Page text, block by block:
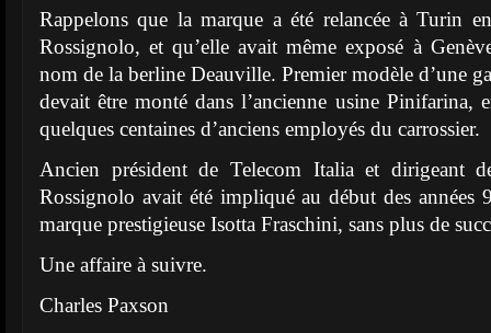
Rappelons que la marque a été relancée à Turin
Rossignolo, et qu’elle avait même exposé à
nom de la berline Deauville. Premier modèle d’une
devait être monté dans l’ancienne usine Pinifarina,
quelques centaines d’anciens employés du carrossier.
Ancien président de Telecom Italia et dirigeant
Rossignolo avait été impliqué au début des années
marque prestigieuse Isotta Fraschini, sans plus de
Une affaire à suivre.
Charles Paxson